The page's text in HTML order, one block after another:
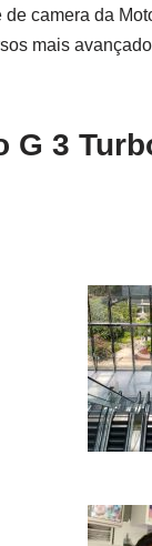
camera da
mais
G 3